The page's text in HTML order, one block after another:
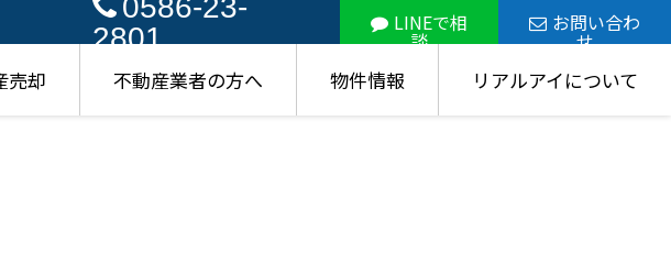
2801
LINEで相
談
お問い合わ
せ
売却 不動産業者の方へ 物件情報 リアルアイについて